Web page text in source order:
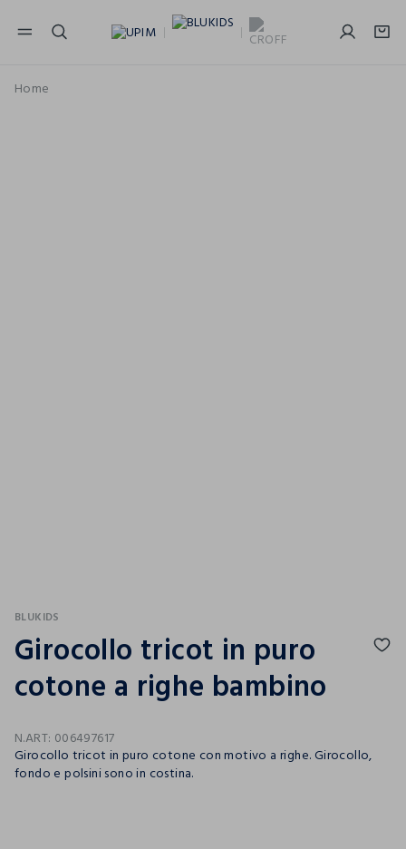
NAVIGATION.ARIA.GOTOMAINCONTENT
Home
BLUKIDS
Girocollo tricot in puro
cotone a righe bambino
N.ART: 006497617
Girocollo tricot in puro cotone con motivo a righe. Girocollo,
fondo e polsini sono in costina.